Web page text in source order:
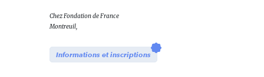
ChezFondation de France
Montreuil,
Informations et inscriptions